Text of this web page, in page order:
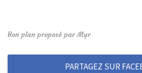
Bon plan proposé par Myr
PARTAGEZ SUR